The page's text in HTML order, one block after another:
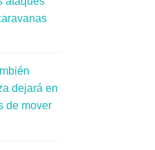
dejará en
de mover